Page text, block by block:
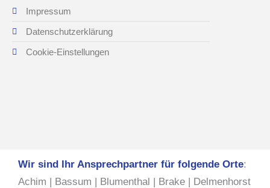
Impressum
Datenschutzerklärung
Cookie-Einstellungen
Wir sind Ihr Ansprechpartner für folgende Orte:
Achim | Bassum | Blumenthal | Brake | Delmenhorst